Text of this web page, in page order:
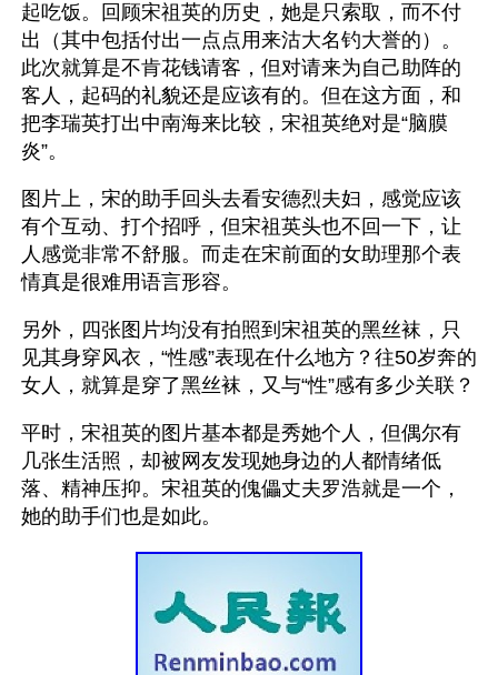
起吃饭。回顾宋祖英的历史，她是只索取，而不付
出（其中包括付出一点点用来沽大名钓大誉的）。
此次就算是不肯花钱请客，但对请来为自己助阵的
客人，起码的礼貌还是应该有的。但在这方面，和
把李瑞英打出中南海来比较，宋祖英绝对是“脑膜
炎”。
图片上，宋的助手回头去看安德烈夫妇，感觉应该
有个互动、打个招呼，但宋祖英头也不回一下，让
人感觉非常不舒服。而走在宋前面的女助理那个表
情真是很难用语言形容。
另外，四张图片均没有拍照到宋祖英的黑丝袜，只
见其身穿风衣，“性感”表现在什么地方？往50岁奔的
女人，就算是穿了黑丝袜，又与“性”感有多少关联？
平时，宋祖英的图片基本都是秀她个人，但偶尔有
几张生活照，却被网友发现她身边的人都情绪低
落、精神压抑。宋祖英的傀儡丈夫罗浩就是一个，
她的助手们也是如此。